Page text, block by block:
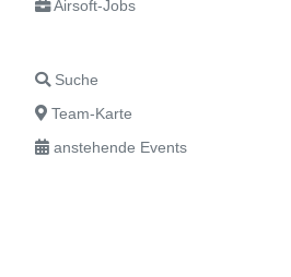
Airsoft-Jobs
Suche
Team-Karte
anstehende Events